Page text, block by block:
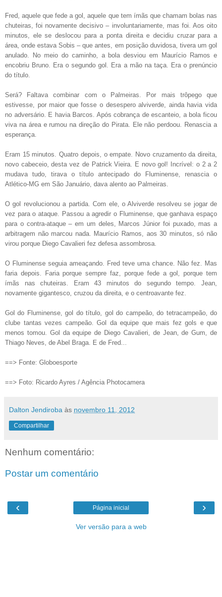
Fred, aquele que fede a gol, aquele que tem ímãs que chamam bolas nas
chuteiras, foi novamente decisivo – involuntariamente, mas foi. Aos oito
minutos, ele se deslocou para a ponta direita e decidiu cruzar para a
área, onde estava Sobis – que antes, em posição duvidosa, tivera um gol
anulado. No meio do caminho, a bola desviou em Maurício Ramos e
encobriu Bruno. Era o segundo gol. Era a mão na taça. Era o prenúncio
do título.
Será? Faltava combinar com o Palmeiras. Por mais trôpego que
estivesse, por maior que fosse o desespero alviverde, ainda havia vida
no adversário. E havia Barcos. Após cobrança de escanteio, a bola ficou
viva na área e rumou na direção do Pirata. Ele não perdoou. Renascia a
esperança.
Eram 15 minutos. Quatro depois, o empate. Novo cruzamento da direita,
novo cabeceio, desta vez de Patrick Vieira. E novo gol! Incrível: o 2 a 2
mudava tudo, tirava o título antecipado do Fluminense, renascia o
Atlético-MG em São Januário, dava alento ao Palmeiras.
O gol revolucionou a partida. Com ele, o Alviverde resolveu se jogar de
vez para o ataque. Passou a agredir o Fluminense, que ganhava espaço
para o contra-ataque – em um deles, Marcos Júnior foi puxado, mas a
arbitragem não marcou nada. Maurício Ramos, aos 30 minutos, só não
virou porque Diego Cavalieri fez defesa assombrosa.
O Fluminense seguia ameaçando. Fred teve uma chance. Não fez. Mas
faria depois. Faria porque sempre faz, porque fede a gol, porque tem
ímãs nas chuteiras. Eram 43 minutos do segundo tempo. Jean,
novamente gigantesco, cruzou da direita, e o centroavante fez.
Gol do Fluminense, gol do título, gol do campeão, do tetracampeão, do
clube tantas vezes campeão. Gol da equipe que mais fez gols e que
menos tomou. Gol da equipe de Diego Cavalieri, de Jean, de Gum, de
Thiago Neves, de Abel Braga. E de Fred...
==> Fonte: Globoesporte
==> Foto: Ricardo Ayres / Agência Photocamera
Dalton Jendiroba às novembro 11, 2012
Compartilhar
Nenhum comentário:
Postar um comentário
‹ ›
Página inicial
Ver versão para a web